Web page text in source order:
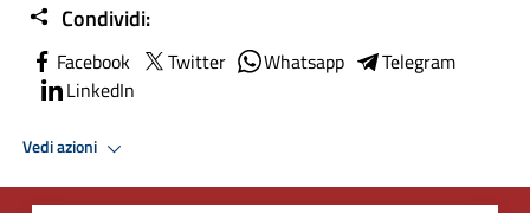
Condividi:
Facebook Twitter Whatsapp
Telegram
LinkedIn
Vedi azioni